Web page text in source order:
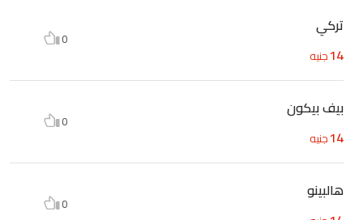
تركي
14جنيه
0
بيف بيكون
14جنيه
0
هالبينو
0